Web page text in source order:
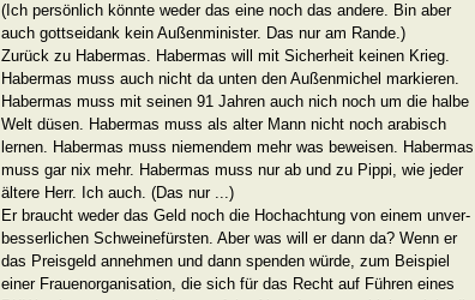
(Ich persönlich könnte weder das eine noch das andere. Bin aber
auch gottseidank kein Außenminister. Das nur am Rande.)
Zurück zu Habermas. Habermas will mit Sicherheit keinen Krieg.
Habermas muss auch nicht da unten den Außenmichel markieren.
Habermas muss mit seinen 91 Jahren auch nich noch um die halbe
Welt düsen. Habermas muss als alter Mann nicht noch arabisch
lernen. Habermas muss niemendem mehr was beweisen. Habermas
muss gar nix mehr. Habermas muss nur ab und zu Pippi, wie jeder
ältere Herr. Ich auch. (Das nur ...)
Er braucht weder das Geld noch die Hochachtung von einem unver­
besserlichen Schweinefürsten. Aber was will er dann da? Wenn er
das Preisgeld annehmen und dann spenden würde, zum Beispiel
einer Frauenorganisation, die sich für das Recht auf Führen eines